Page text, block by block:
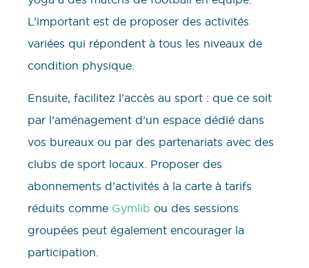
L’important est de proposer des activités
variées qui répondent à tous les niveaux de
condition physique.
Ensuite, facilitez l’accès au sport : que ce soit
par l’aménagement d’un espace dédié dans
vos bureaux ou par des partenariats avec des
clubs de sport locaux. Proposer des
abonnements d’activités à la carte à tarifs
réduits comme Gymlib ou des sessions
groupées peut également encourager la
participation.